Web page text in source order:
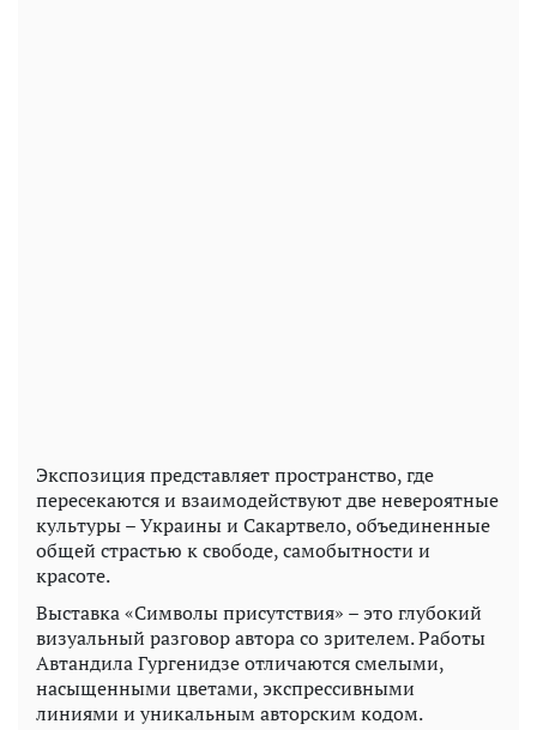
Экспозиция представляет пространство, где
пересекаются и взаимодействуют две невероятные
культуры – Украины и Сакартвело, объединенные
общей страстью к свободе, самобытности и
красоте.
Выставка «Символы присутствия» – это глубокий
визуальный разговор автора со зрителем. Работы
Автандила Гургенидзе отличаются смелыми,
насыщенными цветами, экспрессивными
линиями и уникальным авторским кодом.